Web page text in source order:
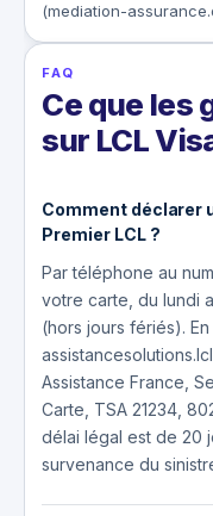
(mediation-
FAQ
Ce que les
sur LCL
Comment déclarer
Premier LCL ?
Par téléphone au
votre carte, du lundi
(hors jours fériés).
Assistance France,
Carte, TSA 21234,
délai légal est de 20
survenance du